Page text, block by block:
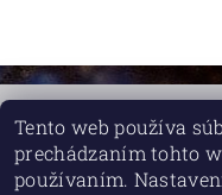
2026 © Bylinkové sviečky, všetky
Tento web používa
prechádzaním tohto
používaním.